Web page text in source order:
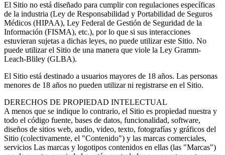
El Sitio no está diseñado para cumplir con regulaciones específicas
de la industria (Ley de Responsabilidad y Portabilidad de Seguros
Médicos (HIPAA), Ley Federal de Gestión de Seguridad de la
Información (FISMA), etc.), por lo que si sus interacciones
estuvieran sujetas a dichas leyes, no puede utilizar este Sitio. No
puede utilizar el Sitio de una manera que viole la Ley Gramm-
Leach-Bliley (GLBA).
El Sitio está destinado a usuarios mayores de 18 años. Las personas
menores de 18 años no pueden utilizar ni registrarse en el Sitio.
DERECHOS DE PROPIEDAD INTELECTUAL
A menos que se indique lo contrario, el Sitio es propiedad nuestra y
todo el código fuente, bases de datos, funcionalidad, software,
diseños de sitios web, audio, video, texto, fotografías y gráficos del
Sitio (colectivamente, el "Contenido") y las marcas comerciales,
servicios Las marcas y logotipos contenidos en ellas (las "Marcas")